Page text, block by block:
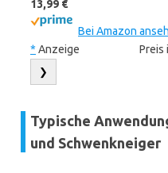
13,99 €
Bei Amazon
* Anzeige Preis
❯
Typische
und Schwenkneiger